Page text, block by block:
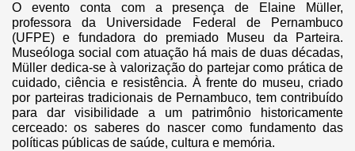
O evento conta com a presença de Elaine Müller,
professora da Universidade Federal de Pernambuco
(UFPE) e fundadora do premiado Museu da Parteira.
Museóloga social com atuação há mais de duas décadas,
Müller dedica-se à valorização do partejar como prática de
cuidado, ciência e resistência. À frente do museu, criado
por parteiras tradicionais de Pernambuco, tem contribuído
para dar visibilidade a um patrimônio historicamente
cerceado: os saberes do nascer como fundamento das
políticas públicas de saúde, cultura e memória.